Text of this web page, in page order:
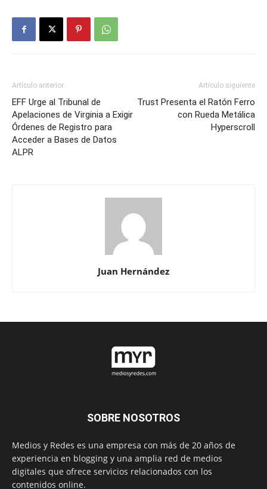
Artículo anterior
EFF Urge al Tribunal de
Apelaciones de Virginia a Exigir
Órdenes de Registro para
Acceder a Bases de Datos
ALPR
Artículo siguiente
Trust Presenta el Ratón Ferro
con Rueda Metálica
Hyperscroll
Juan Hernández
SOBRE NOSOTROS
Medios y Redes es una empresa con más de 20 años de
experiencia en blogging y una amplia red de medios
digitales que ofrece servicios relacionados con los
contenidos online.